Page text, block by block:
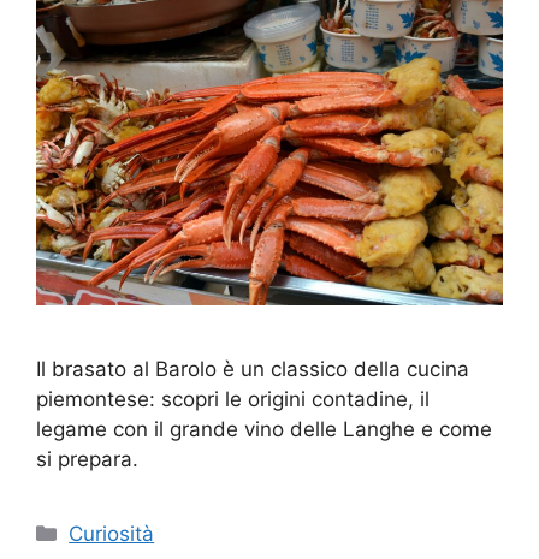
Il brasato al Barolo è un classico della cucina
piemontese: scopri le origini contadine, il
legame con il grande vino delle Langhe e come
si prepara.
Categorie
Curiosità